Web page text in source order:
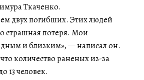
Ткаченко.
двух погибших. Этих людей
страшная потеря. Мои
и близким», — написал он.
количество раненых из-за
13 человек.